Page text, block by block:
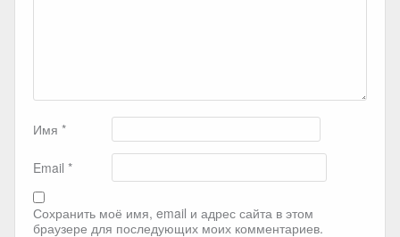
Имя *
Email *
Сохранить моё имя, email и адрес сайта в этом
браузере для последующих моих комментариев.